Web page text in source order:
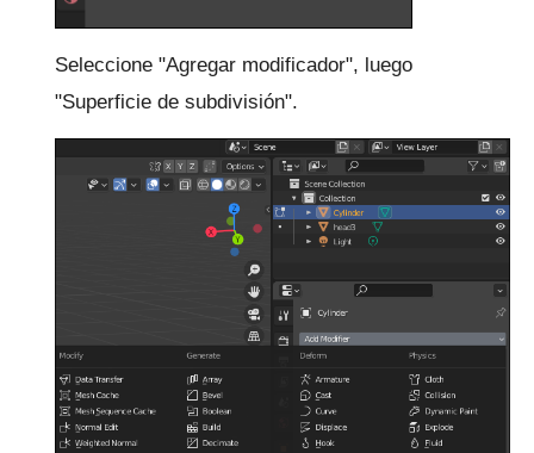
Seleccione "Agregar modificador", luego
"Superficie de subdivisión".